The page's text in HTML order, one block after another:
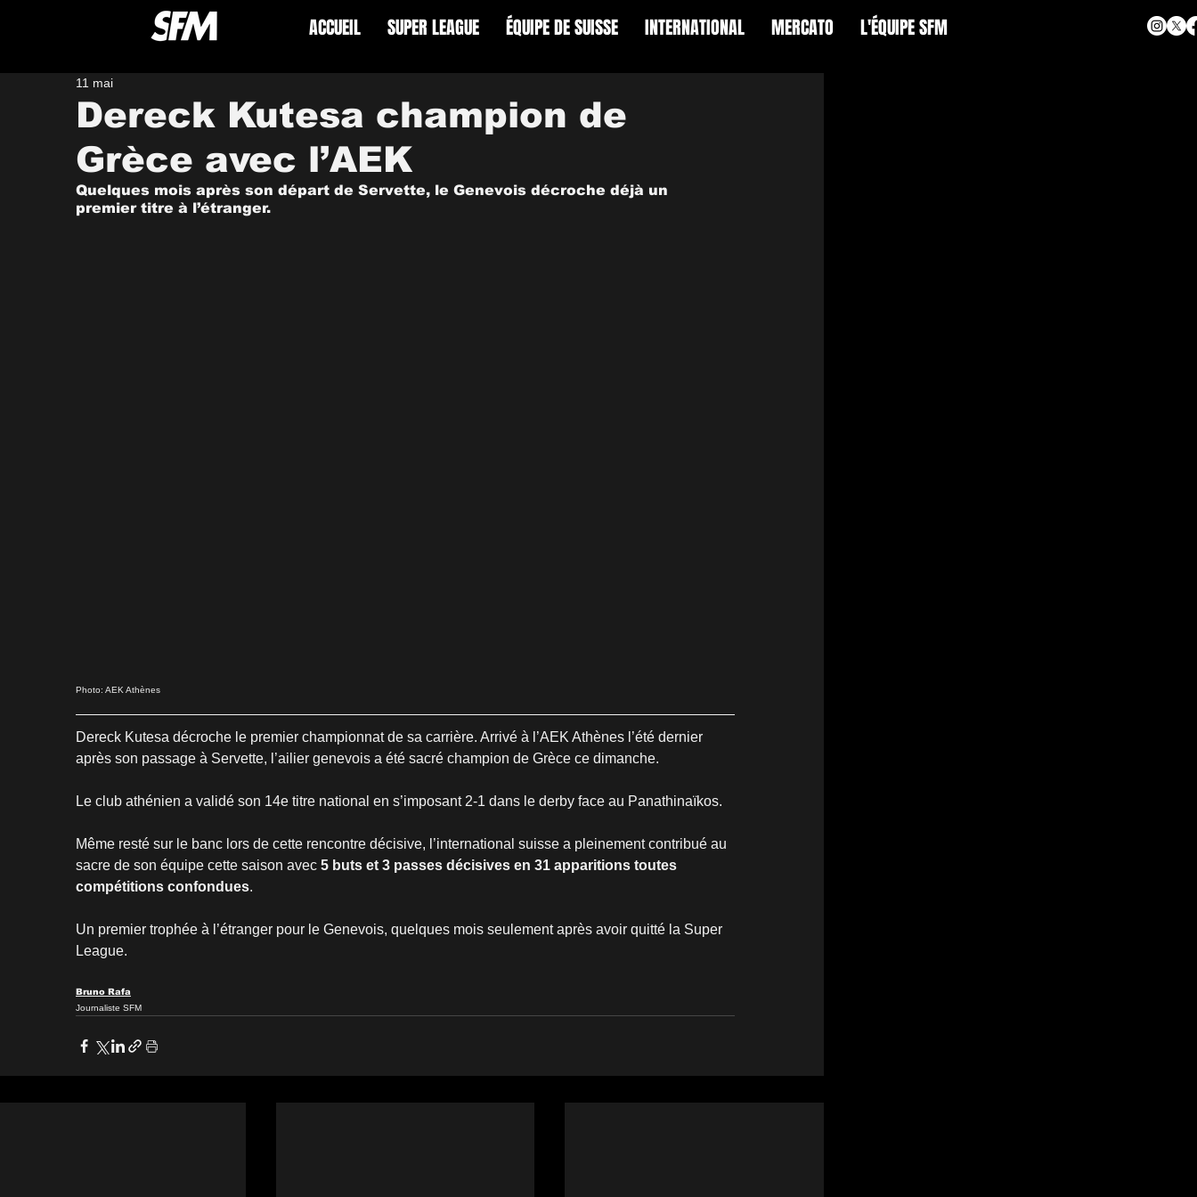
ACCUEIL SUPER LEAGUE ÉQUIPE DE SUISSE INTERNATIONAL MERCATO L'ÉQUIPE SFM
Dereck Kutesa champion de
Grèce avec l’AEK
11 mai
Quelques mois après son départ de Servette, le Genevois décroche déjà un
premier titre à l’étranger.
Photo: AEK Athènes
Dereck Kutesa décroche le premier championnat de sa carrière. Arrivé à l’AEK Athènes l’été dernier
après son passage à Servette, l’ailier genevois a été sacré champion de Grèce ce dimanche.
Le club athénien a validé son 14e titre national en s’imposant 2-1 dans le derby face au Panathinaïkos.
Même resté sur le banc lors de cette rencontre décisive, l’international suisse a pleinement contribué au
sacre de son équipe cette saison avec 5 buts et 3 passes décisives en 31 apparitions toutes
compétitions confondues.
Un premier trophée à l’étranger pour le Genevois, quelques mois seulement après avoir quitté la Super
League.
Bruno Rafa
Journaliste SFM